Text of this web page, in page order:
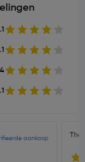
4
aankoop The